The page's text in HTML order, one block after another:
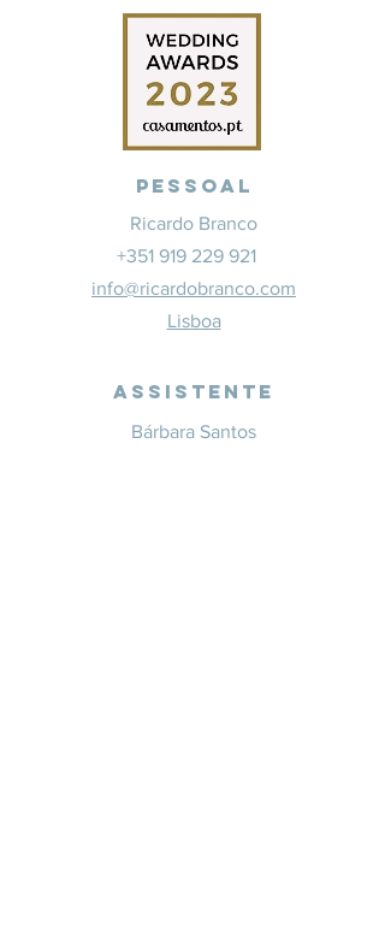
Pessoal
Ricardo Branco
+351 919 229 921
info@ricardobranco.com
Lisboa
Assistente
Bárbara Santos